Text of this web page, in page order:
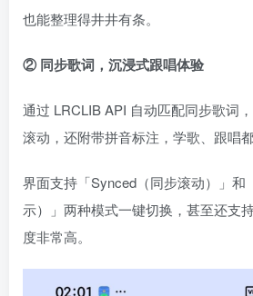
也能整理得井井有条。
② 同步歌词，沉浸式跟唱体验
通过 LRCLIB API 自动匹配同步歌词
滚动，还附带拼音标注，学歌、跟唱都
界面支持「Synced（同步滚动）」和
示）」两种模式一键切换，甚至还支
度非常高。